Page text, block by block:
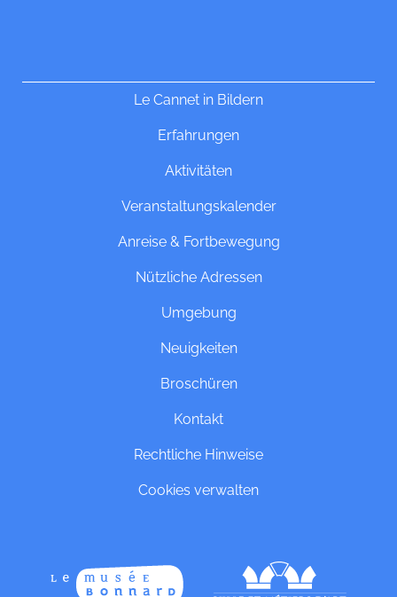
Le Cannet in Bildern
Erfahrungen
Aktivitäten
Veranstaltungskalender
Anreise & Fortbewegung
Nützliche Adressen
Umgebung
Neuigkeiten
Broschüren
Kontakt
Rechtliche Hinweise
Cookies verwalten